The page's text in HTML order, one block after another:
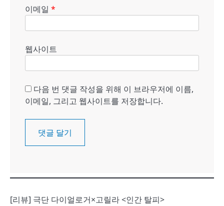
이메일 *
웹사이트
다음 번 댓글 작성을 위해 이 브라우저에 이름,
이메일, 그리고 웹사이트를 저장합니다.
[리뷰] 극단 다이얼로거×고릴라 <인간 탈피>